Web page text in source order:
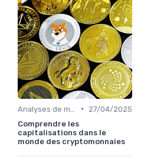
•
27/04/2025
Comprendre les
capitalisations dans le
monde des cryptomonnaies